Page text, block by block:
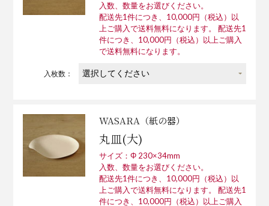
入数、数量をお選びください。
配送先1件につき、10,000円（税込）以
上ご購入で送料無料になります。 配送先1
件につき、10,000円（税込）以上ご購入
で送料無料になります。
入枚数：
WASARA（紙の器）
丸皿(大)
サイズ：Φ 230×34mm
入数、数量をお選びください。
配送先1件につき、10,000円（税込）以
上ご購入で送料無料になります。 配送先1
件につき、10,000円（税込）以上ご購入